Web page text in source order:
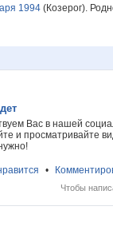
1994 (Козерог).
Вас в нашей
и просматривайте
•
Чтобы